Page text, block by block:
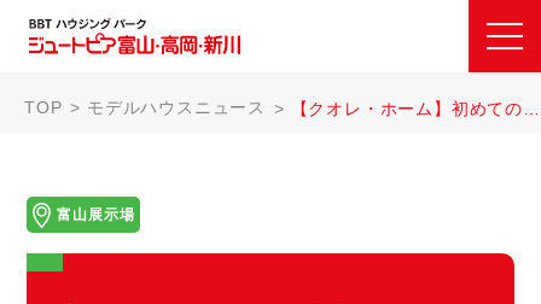
TOP モデルハウスニュース 【クオレ・ホーム】初めてのご予約＆ご来場でギフト券進呈
富山展示場